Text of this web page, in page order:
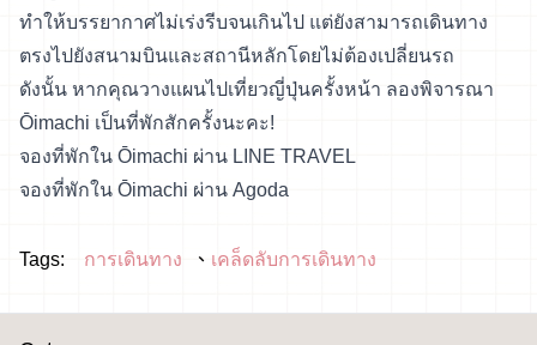
ทำให้บรรยากาศไม่เร่งรีบจนเกินไป แต่ยังสามารถเดินทาง
ตรงไปยังสนามบินและสถานีหลักโดยไม่ต้องเปลี่ยนรถ
ดังนั้น หากคุณวางแผนไปเที่ยวญี่ปุ่นครั้งหน้า ลองพิจารณา
Ōimachi เป็นที่พักสักครั้งนะคะ!
จองที่พักใน Ōimachi ผ่าน LINE TRAVEL
จองที่พักใน Ōimachi ผ่าน Agoda
Tags: การเดินทาง เคล็ดลับการเดินทาง